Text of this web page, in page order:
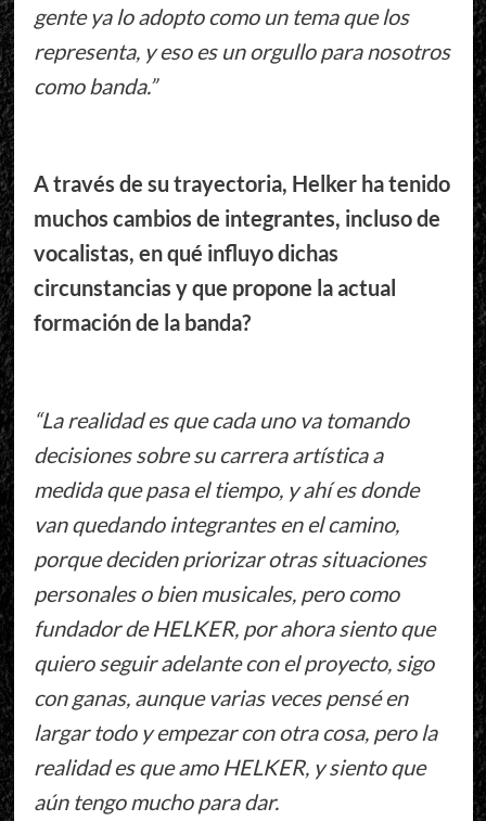
gente ya lo adopto como un tema que los
representa, y eso es un orgullo para nosotros
como banda.”
A través de su trayectoria, Helker ha tenido
muchos cambios de integrantes, incluso de
vocalistas, en qué influyo dichas
circunstancias y que propone la actual
formación de la banda?
“La realidad es que cada uno va tomando
decisiones sobre su carrera artística a
medida que pasa el tiempo, y ahí es donde
van quedando integrantes en el camino,
porque deciden priorizar otras situaciones
personales o bien musicales, pero como
fundador de HELKER, por ahora siento que
quiero seguir adelante con el proyecto, sigo
con ganas, aunque varias veces pensé en
largar todo y empezar con otra cosa, pero la
realidad es que amo HELKER, y siento que
aún tengo mucho para dar.